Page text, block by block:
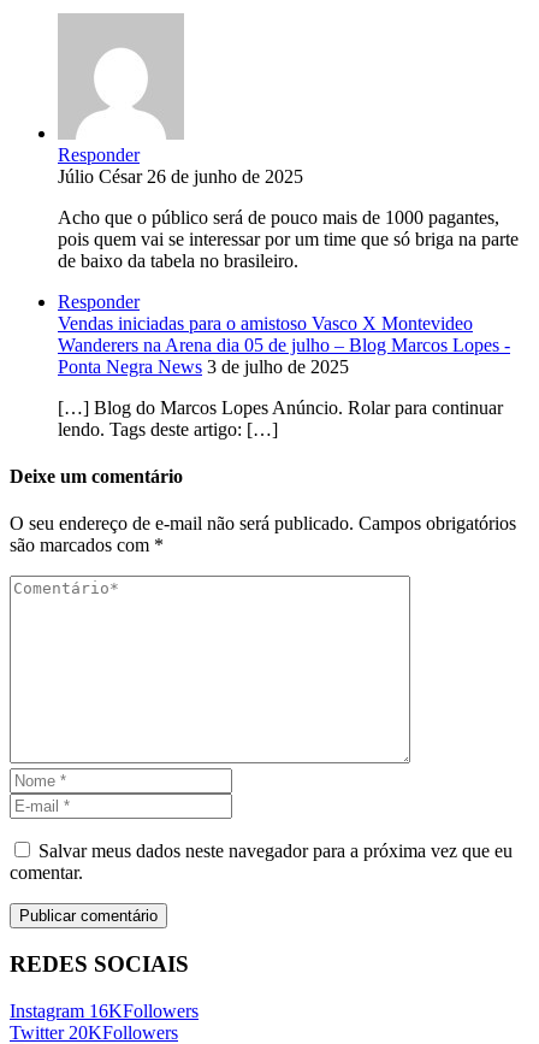
Responder
Júlio César26 de junho de 2025
Acho que o público será de pouco mais de 1000 pagantes,
pois quem vai se interessar por um time que só briga na parte
de baixo da tabela no brasileiro.
Responder
Vendas iniciadas para o amistoso Vasco X Montevideo
Wanderers na Arena dia 05 de julho – Blog Marcos Lopes -
Ponta Negra News 3 de julho de 2025
[…] Blog do Marcos Lopes Anúncio. Rolar para continuar
lendo. Tags deste artigo: […]
Deixe um comentário
O seu endereço de e-mail não será publicado. Campos obrigatórios
são marcados com *
Salvar meus dados neste navegador para a próxima vez que eu
comentar.
REDES SOCIAIS
Instagram 16KFollowers
Twitter 20KFollowers